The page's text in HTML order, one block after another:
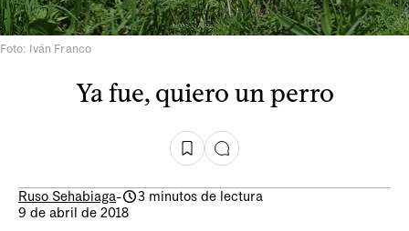
Foto: Iván Franco
Ya fue, quiero un perro
Ruso Sehabiaga-
3 minutos de lectura
9 de abril de 2018